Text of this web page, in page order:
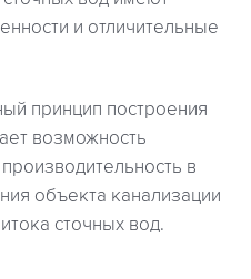
и отличительные
принцип построения
возможность
в
объекта канализации
сточных вод.